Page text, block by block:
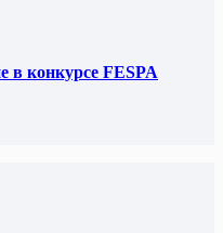
в конкурсе FESPA